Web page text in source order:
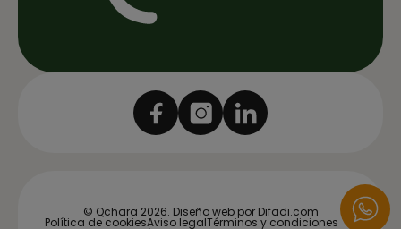
© Qchara 2026. Diseño web por Difadi.com
Política de cookiesAviso legalTérminos y condiciones